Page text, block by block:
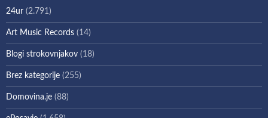
24ur (2.791)
Art Music Records (14)
Blogi strokovnjakov (18)
Brez kategorije (255)
Domovina.je (88)